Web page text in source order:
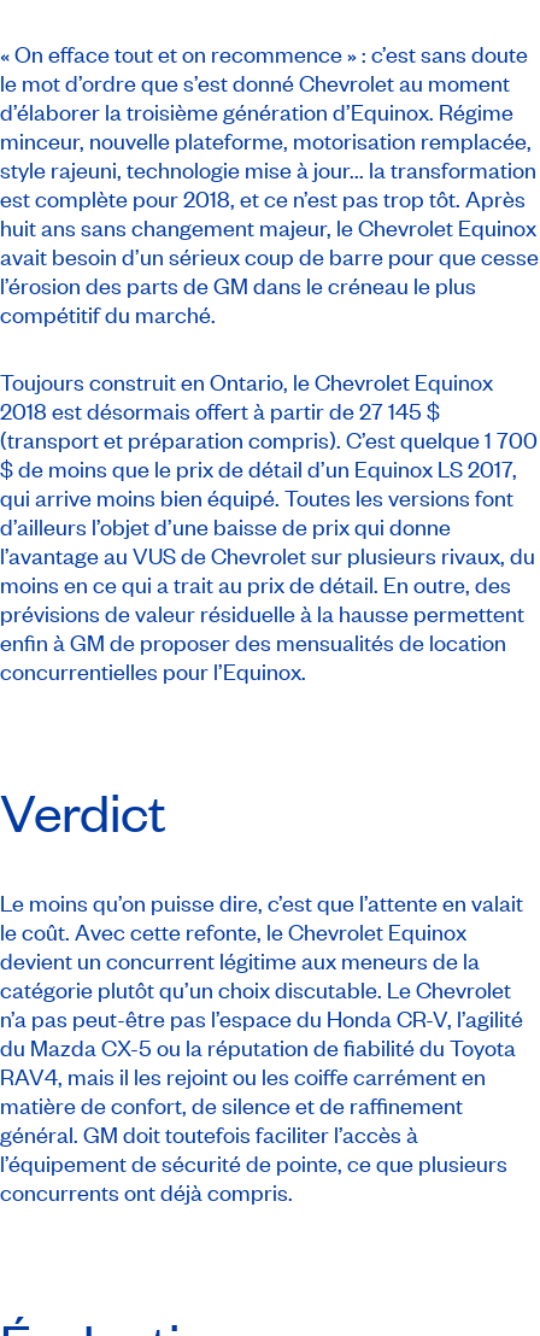
« On efface tout et on recommence » : c’est sans doute
le mot d’ordre que s’est donné Chevrolet au moment
d’élaborer la troisième génération d’Equinox. Régime
minceur, nouvelle plateforme, motorisation remplacée,
style rajeuni, technologie mise à jour... la transformation
est complète pour 2018, et ce n’est pas trop tôt. Après
huit ans sans changement majeur, le Chevrolet Equinox
avait besoin d’un sérieux coup de barre pour que cesse
l’érosion des parts de GM dans le créneau le plus
compétitif du marché.
Toujours construit en Ontario, le Chevrolet Equinox
2018 est désormais offert à partir de 27 145 $
(transport et préparation compris). C’est quelque 1 700
$ de moins que le prix de détail d’un Equinox LS 2017,
qui arrive moins bien équipé. Toutes les versions font
d’ailleurs l’objet d’une baisse de prix qui donne
l’avantage au VUS de Chevrolet sur plusieurs rivaux, du
moins en ce qui a trait au prix de détail. En outre, des
prévisions de valeur résiduelle à la hausse permettent
enfin à GM de proposer des mensualités de location
concurrentielles pour l’Equinox.
Verdict
Le moins qu’on puisse dire, c’est que l’attente en valait
le coût. Avec cette refonte, le Chevrolet Equinox
devient un concurrent légitime aux meneurs de la
catégorie plutôt qu’un choix discutable. Le Chevrolet
n’a pas peut-être pas l’espace du Honda CR-V, l’agilité
du Mazda CX-5 ou la réputation de fiabilité du Toyota
RAV4, mais il les rejoint ou les coiffe carrément en
matière de confort, de silence et de raffinement
général. GM doit toutefois faciliter l’accès à
l’équipement de sécurité de pointe, ce que plusieurs
concurrents ont déjà compris.